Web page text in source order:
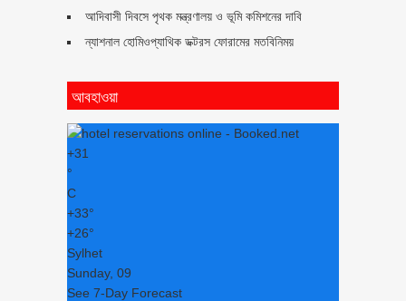
আদিবাসী দিবসে পৃথক মন্ত্রণালয় ও ভূমি কমিশনের দাবি
ন্যাশনাল হোমিওপ্যাথিক ডক্টরস ফোরামের মতবিনিময়
আবহাওয়া
+31
°
C
+33°
+26°
Sylhet
Sunday, 09
See 7-Day Forecast